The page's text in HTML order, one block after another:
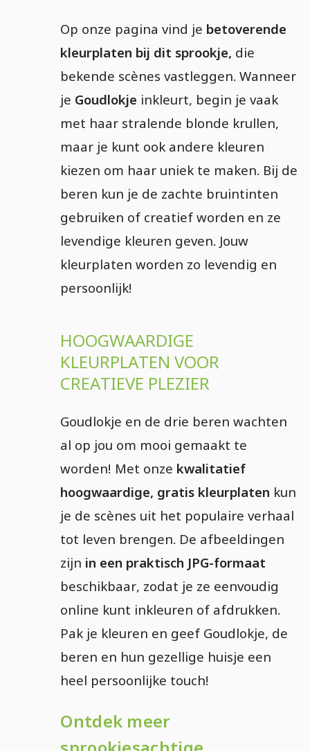
Op onze pagina vind je betoverende
kleurplaten bij dit sprookje, die
bekende scènes vastleggen. Wanneer
je Goudlokje inkleurt, begin je vaak
met haar stralende blonde krullen,
maar je kunt ook andere kleuren
kiezen om haar uniek te maken. Bij de
beren kun je de zachte bruintinten
gebruiken of creatief worden en ze
levendige kleuren geven. Jouw
kleurplaten worden zo levendig en
persoonlijk!
HOOGWAARDIGE
KLEURPLATEN VOOR
CREATIEVE PLEZIER
Goudlokje en de drie beren wachten
al op jou om mooi gemaakt te
worden! Met onze kwalitatief
hoogwaardige, gratis kleurplaten kun
je de scènes uit het populaire verhaal
tot leven brengen. De afbeeldingen
zijn in een praktisch JPG-formaat
beschikbaar, zodat je ze eenvoudig
online kunt inkleuren of afdrukken.
Pak je kleuren en geef Goudlokje, de
beren en hun gezellige huisje een
heel persoonlijke touch!
Ontdek meer